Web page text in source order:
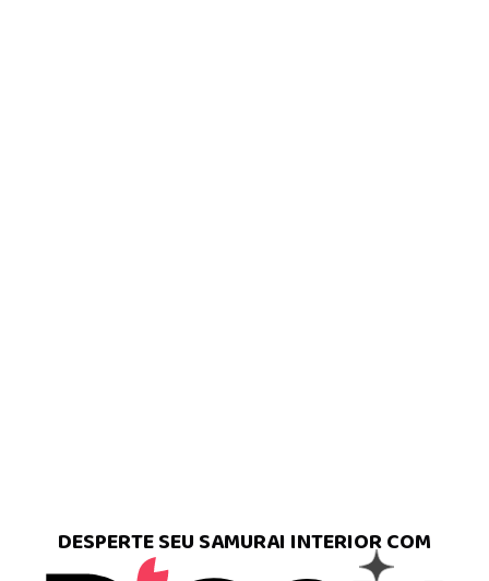
DESPERTE SEU SAMURAI INTERIOR COM